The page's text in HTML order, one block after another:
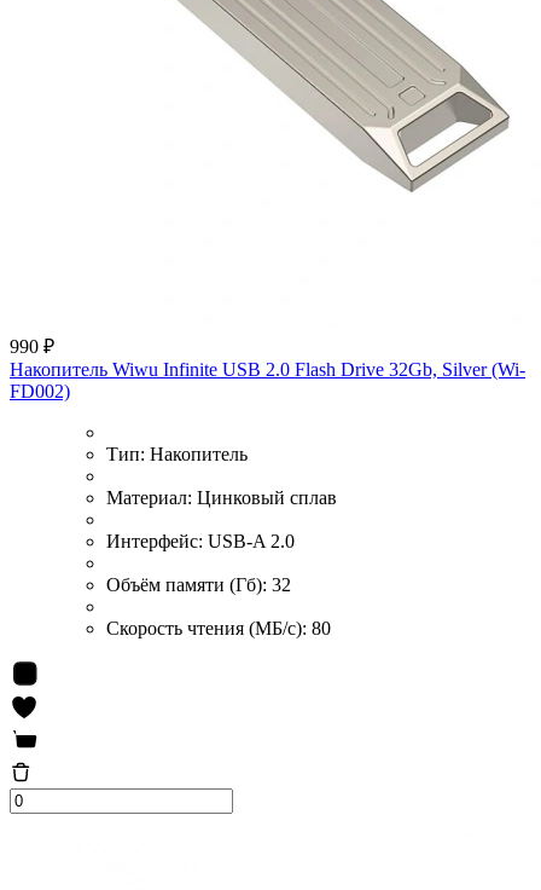
990 ₽
Накопитель Wiwu Infinite USB 2.0 Flash Drive 32Gb, Silver (Wi-
FD002)
Тип: Накопитель
Материал: Цинковый сплав
Интерфейс: USB-A 2.0
Объём памяти (Гб): 32
Скорость чтения (МБ/с): 80